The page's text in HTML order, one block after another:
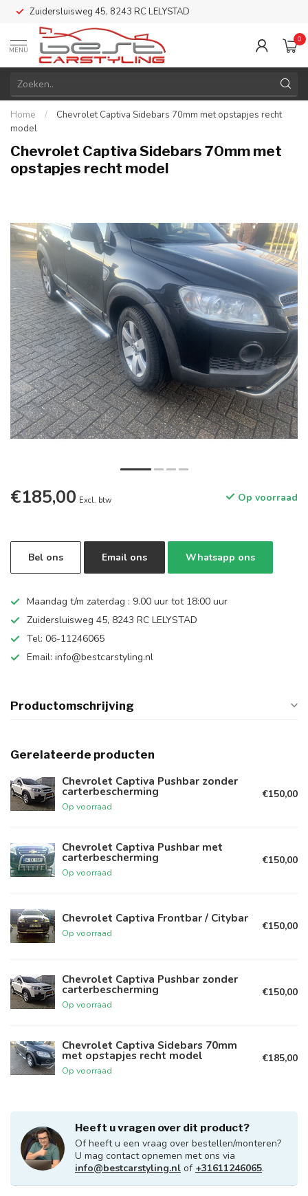
Zuidersluisweg 45, 8243 RC LELYSTAD
MENU
0
Home /
Chevrolet Captiva Sidebars 70mm met opstapjes recht
model
Chevrolet Captiva Sidebars 70mm met
opstapjes recht model
€185,00 Excl. btw Op voorraad
Bel ons Email ons Whatsapp ons
Maandag t/m zaterdag : 9.00 uur tot 18:00 uur
Zuidersluisweg 45, 8243 RC LELYSTAD
Tel: 06-11246065
Email: info@bestcarstyling.nl
Productomschrijving
Gerelateerde producten
Chevrolet Captiva Pushbar zonder
carterbescherming
Op voorraad
€150,00
Chevrolet Captiva Pushbar met
carterbescherming
Op voorraad
€150,00
Chevrolet Captiva Frontbar / Citybar
Op voorraad
€150,00
Chevrolet Captiva Pushbar zonder
carterbescherming
Op voorraad
€150,00
Chevrolet Captiva Sidebars 70mm
met opstapjes recht model
Op voorraad
€185,00
Heeft u vragen over dit product?
Of heeft u een vraag over bestellen/monteren?
U mag contact opnemen met ons via
info@bestcarstyling.nl of +31611246065.